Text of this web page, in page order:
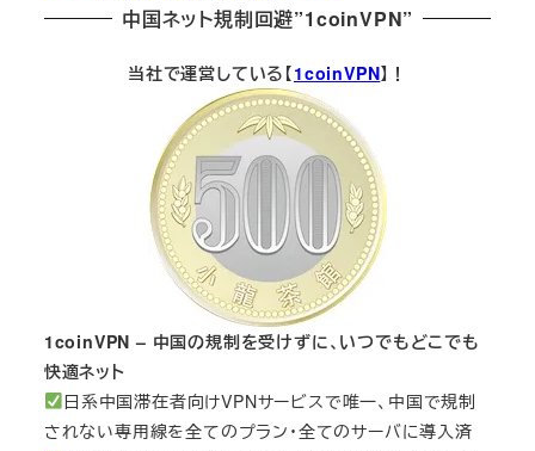
中国ネット規制回避”1coinVPN”
当社で運営している【1coinVPN】！
1coinVPN – 中国の規制を受けずに、いつでもどこでも
快適ネット
日系中国滞在者向けVPNサービスで唯一、中国で規制
されない専用線を全てのプラン・全てのサーバに導入済